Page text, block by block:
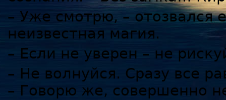
– Уже смотрю, –
неизвестная магия.
– Если не уверен – не
– Не волнуйся. Сразу все
– Говорю же, совершенно